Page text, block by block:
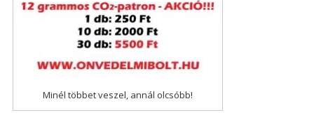
Minél többet veszel, annál olcsóbb!